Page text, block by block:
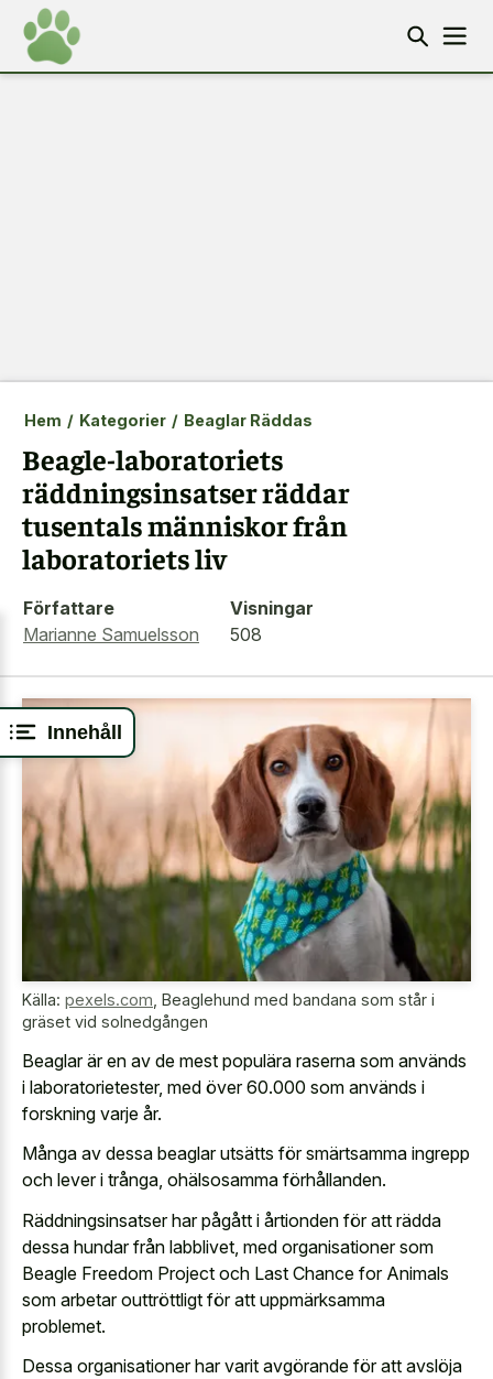
Innehåll
Hem / Kategorier / Beaglar Räddas
Beagle-laboratoriets
räddningsinsatser räddar
tusentals människor från
laboratoriets liv
Författare
Marianne Samuelsson
Visningar
508
Källa: pexels.com Beaglehund med bandana som står i
gräset vid solnedgången
Beaglar är en av de mest populära raserna som används
i laboratorietester, med över 60.000 som används i
forskning varje år.
Många av dessa beaglar utsätts för smärtsamma ingrepp
och lever i trånga, ohälsosamma förhållanden.
Räddningsinsatser har pågått i årtionden för att rädda
dessa hundar från labblivet, med organisationer som
Beagle Freedom Project och Last Chance for Animals
som arbetar outtröttligt för att uppmärksamma
problemet.
Dessa organisationer har varit avgörande för att avslöja